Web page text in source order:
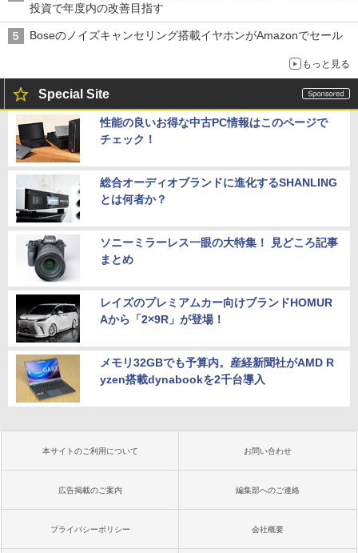
投資で年度内の改善目指す
Boseのノイズキャンセリング搭載イヤホンがAmazonでセール
もっと見る
Special Site
性能の良いお得な中古PC情報はこのページで
チェック！
総合オーディオブランドに進化するSHANLING
とは何者か？
ソニーミラーレス一眼の大特集！ 見どころ記事
まとめ
レイズのプレミアムカー向けブランドHOMUR
Aから「2×9R」が登場！
メモリ32GBでも予算内。産経新聞社がAMD R
yzen搭載dynabookを2千台導入
本サイトのご利用について お問い合わせ
広告掲載のご案内 編集部へのご連絡
プライバシーポリシー 会社概要